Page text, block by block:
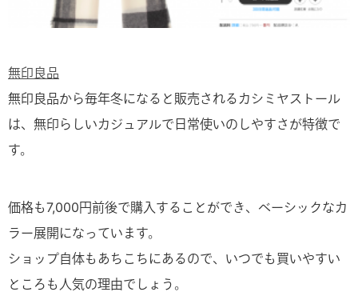
無印良品
無印良品から毎年冬になると販売されるカシミヤストール
は、無印らしいカジュアルで日常使いのしやすさが特徴で
す。
価格も7,000円前後で購入することができ、ベーシックなカ
ラー展開になっています。
ショップ自体もあちこちにあるので、いつでも買いやすい
ところも人気の理由でしょう。